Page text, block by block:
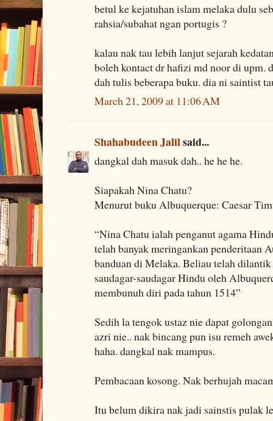
betul ke kejatuhan islam melaka dulu
rahsia/subahat ngan portugis ?
kalau nak tau lebih lanjut sejarah
boleh kontact dr hafizi md noor di upm.
dah tulis beberapa buku. dia ni saintist
March 21, 2009 at 11:06 AM
Shahabudeen Jalilsaid...
dangkal dah masuk dah.. he he he.
Siapakah Nina Chatu?
Menurut buku Albuquerque: Caesar
“Nina Chatu ialah penganut agama
telah banyak meringankan penderitaan
banduan di Melaka. Beliau telah
saudagar-saudagar Hindu oleh
membunuh diri pada tahun 1514”
Sedih la tengok ustaz nie dapat
azri nie.. nak bincang pun isu remeh
haha. dangkal nak mampus.
Pembacaan kosong. Nak berhujah
Itu belum dikira nak jadi sainstis pulak